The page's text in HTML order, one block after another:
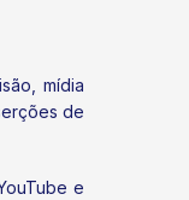
mídia
de
e